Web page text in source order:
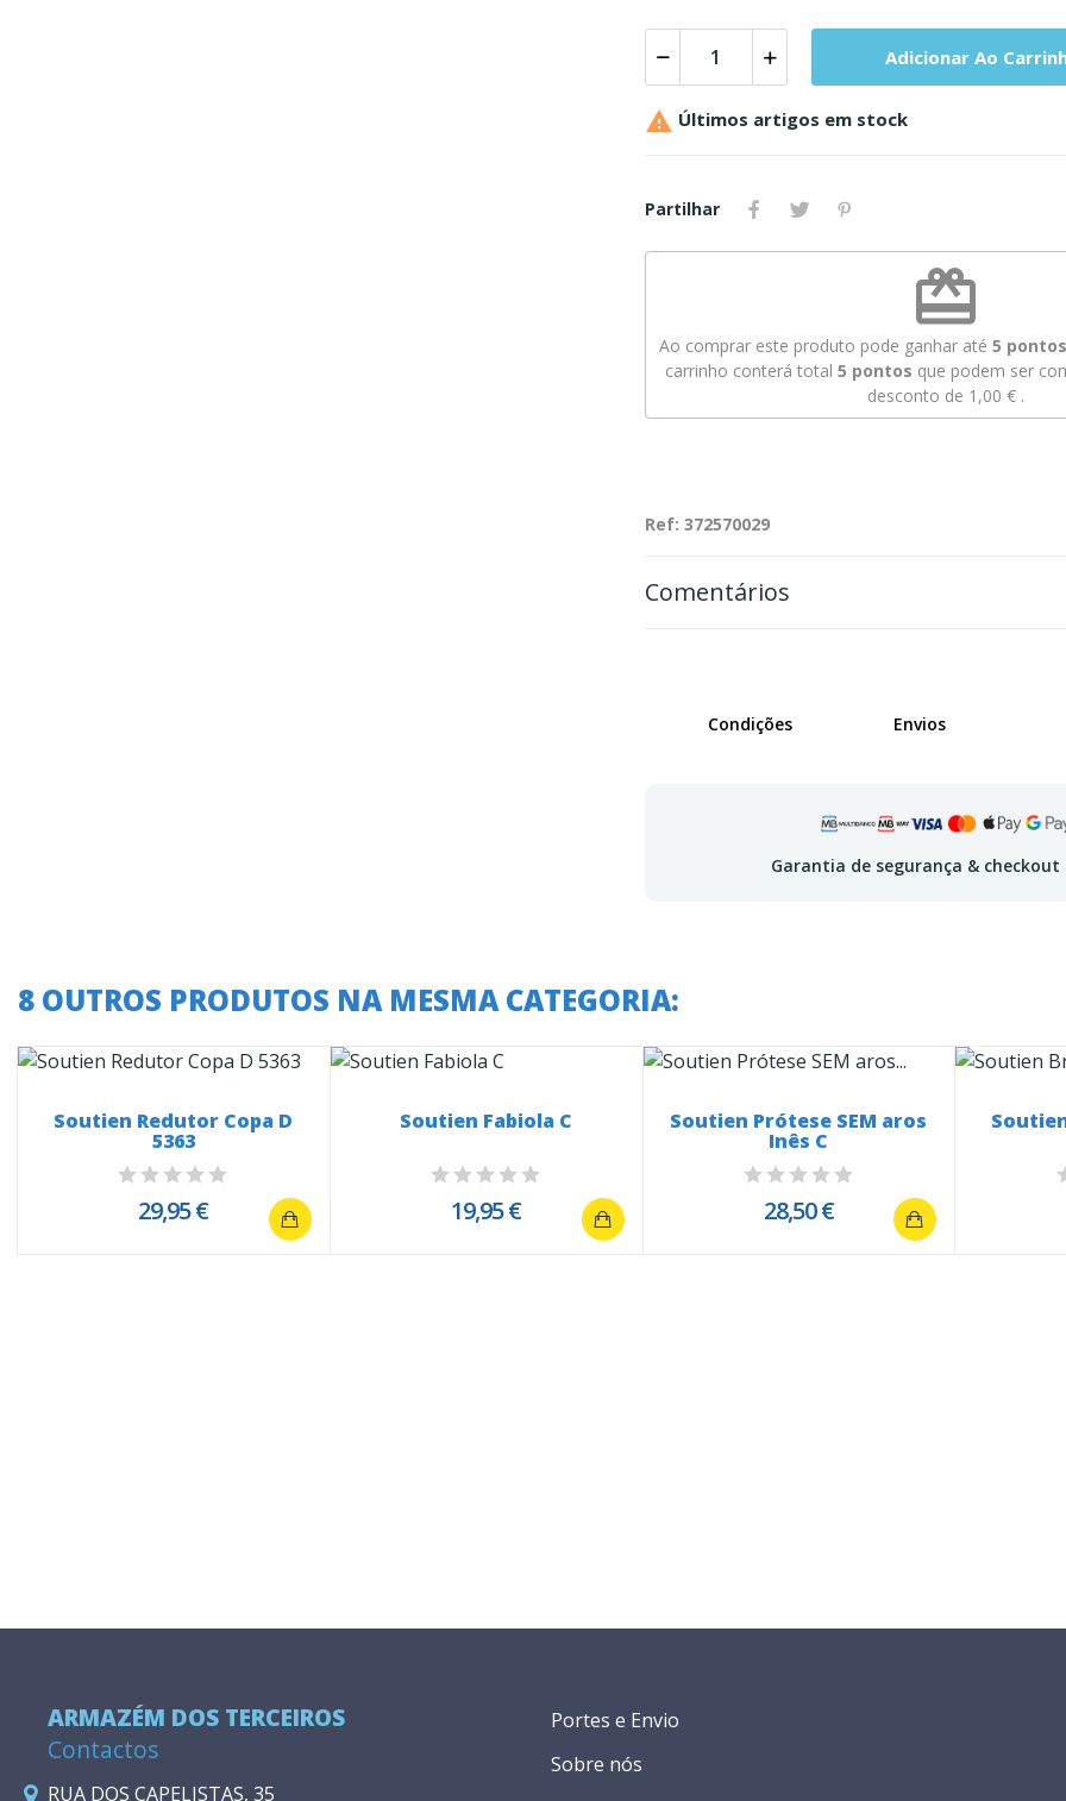
Adicionar Ao
 Últimos artigos em stock
Partilhar
redeem
Ao comprar este produto pode ganhar até 5
carrinho conterá total 5 pontos que podem ser
desconto de 1,00 € .
Ref: 372570029
Comentários
Condições Envios
Garantia de segurança & checkout
8 OUTROS PRODUTOS NA MESMA CATEGORIA:
Soutien Redutor Copa D
5363
29,95 €
Soutien Fabiola C
19,95 €
Soutien Prótese SEM aros
Inês C
28,50 €
ARMAZÉM DOS TERCEIROS
Contactos
RUA DOS CAPELISTAS, 35
Portes e Envio
Sobre nós